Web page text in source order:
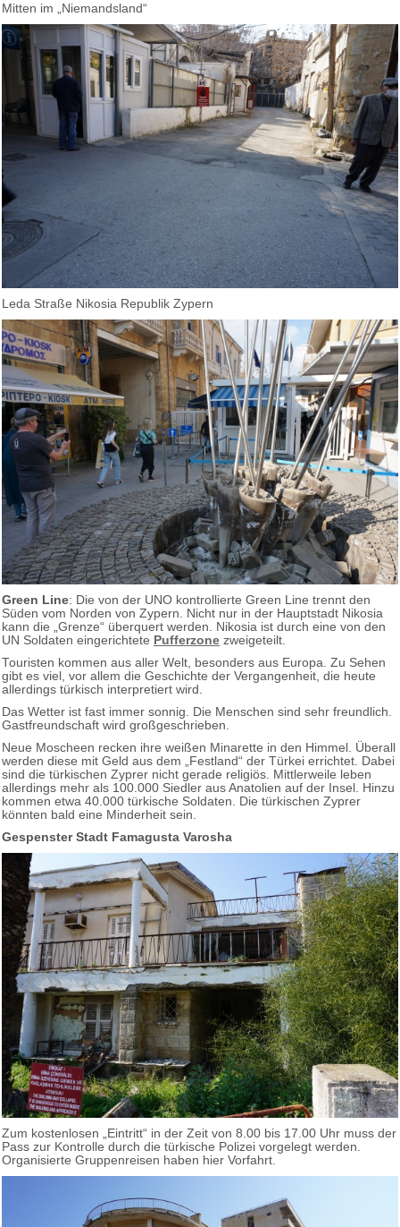
Mitten im „Niemandsland“
Leda Straße Nikosia Republik Zypern
Green Line: Die von der UNO kontrollierte Green Line trennt den
Süden vom Norden von Zypern. Nicht nur in der Hauptstadt Nikosia
kann die „Grenze“ überquert werden. Nikosia ist durch eine von den
UN Soldaten eingerichtete Pufferzone zweigeteilt.
Touristen kommen aus aller Welt, besonders aus Europa. Zu Sehen
gibt es viel, vor allem die Geschichte der Vergangenheit, die heute
allerdings türkisch interpretiert wird.
Das Wetter ist fast immer sonnig. Die Menschen sind sehr freundlich.
Gastfreundschaft wird großgeschrieben.
Neue Moscheen recken ihre weißen Minarette in den Himmel. Überall
werden diese mit Geld aus dem „Festland“ der Türkei errichtet. Dabei
sind die türkischen Zyprer nicht gerade religiös. Mittlerweile leben
allerdings mehr als 100.000 Siedler aus Anatolien auf der Insel. Hinzu
kommen etwa 40.000 türkische Soldaten. Die türkischen Zyprer
könnten bald eine Minderheit sein.
Gespenster Stadt Famagusta Varosha
Zum kostenlosen „Eintritt“ in der Zeit von 8.00 bis 17.00 Uhr muss der
Pass zur Kontrolle durch die türkische Polizei vorgelegt werden.
Organisierte Gruppenreisen haben hier Vorfahrt.